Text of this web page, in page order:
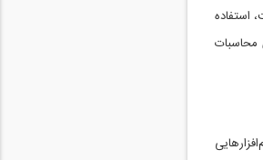
استفاده
محاسبات